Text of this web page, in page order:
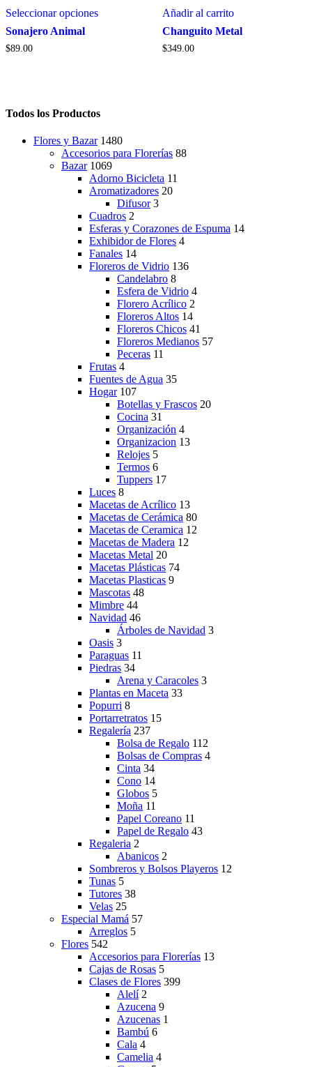
Seleccionar opcionesproducto
elegir
la
página
de
producto
Sonajero Animal
$89.00
Añadir al carrito
Changuito Metal
$349.00
Todos los Productos
Flores y Bazar 1480
Accesorios para Florerías 88
Bazar 1069
Adorno Bicicleta 11
Aromatizadores 20
Difusor 3
Cuadros 2
Esferas y Corazones de Espuma 14
Exhibidor de Flores 4
Fanales 14
Floreros de Vidrio 136
Candelabro 8
Esfera de Vidrio 4
Florero Acrílico 2
Floreros Altos 14
Floreros Chicos 41
Floreros Medianos 57
Peceras 11
Frutas 4
Fuentes de Agua 35
Hogar 107
Botellas y Frascos 20
Cocina 31
Organización 4
Organizacion 13
Relojes 5
Termos 6
Tuppers 17
Luces 8
Macetas de Acrílico 13
Macetas de Cerámica 80
Macetas de Ceramica 12
Macetas de Madera 12
Macetas Metal 20
Macetas Plásticas 74
Macetas Plasticas 9
Mascotas 48
Mimbre 44
Navidad 46
Árboles de Navidad 3
Oasis 3
Paraguas 11
Piedras 34
Arena y Caracoles 3
Plantas en Maceta 33
Popurri 8
Portarretratos 15
Regalería 237
Bolsa de Regalo 112
Bolsas de Compras 4
Cinta 34
Cono 14
Globos 5
Moña 11
Papel Coreano 11
Papel de Regalo 43
Regaleria 2
Abanicos 2
Sombreros y Bolsos Playeros 12
Tunas 5
Tutores 38
Velas 25
Especial Mamá 57
Arreglos 5
Flores 542
Accesorios para Florerías 13
Cajas de Rosas 5
Clases de Flores 399
Alelí 2
Azucena 9
Azucenas 1
Bambú 6
Cala 4
Camelia 4